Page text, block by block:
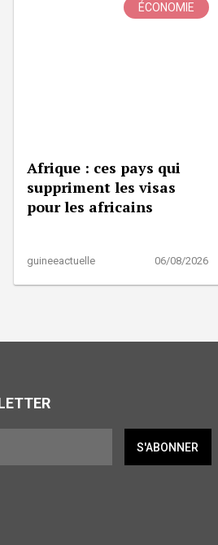
ÉCONOMIE
Afrique : ces pays qui
suppriment les visas
pour les africains
guineeactuelle 06/08/2026
S'ABONNER